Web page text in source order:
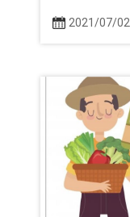
2021/07/02